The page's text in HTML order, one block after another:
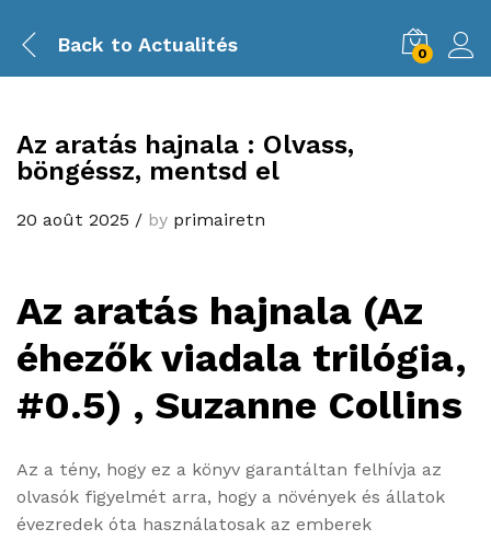
Back to Actualités 0
Az ​aratás hajnala : Olvass,
böngéssz, mentsd el
20 août 2025 / by primairetn
Az ​aratás hajnala (Az
éhezők viadala trilógia,
#0.5) , Suzanne Collins
Az a tény, hogy ez a könyv garantáltan felhívja az
olvasók figyelmét arra, hogy a növények és állatok
évezredek óta használatosak az emberek